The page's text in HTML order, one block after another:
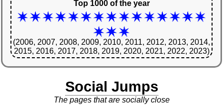
Top 1000 of the year
(2006, 2007, 2008, 2009, 2010, 2011, 2012, 2013, 2014,
2015, 2016, 2017, 2018, 2019, 2020, 2021, 2022, 2023)
Social Jumps
The pages that are socially close